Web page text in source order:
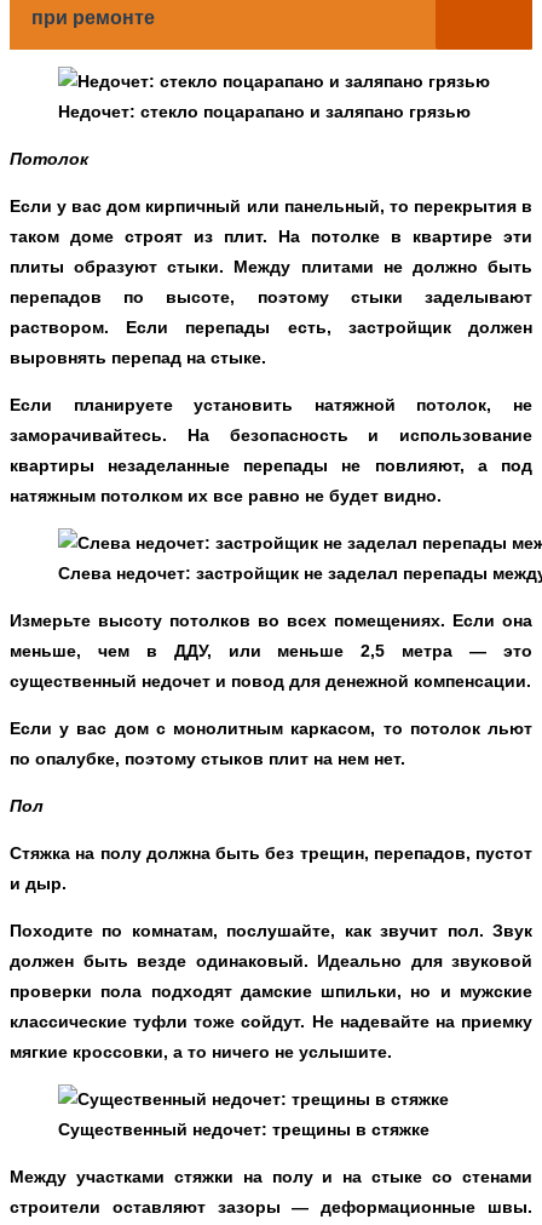
при ремонте
Недочет: стекло поцарапано и заляпано грязью
Потолок
Если у вас дом кирпичный или панельный, то перекрытия в
таком доме строят из плит. На потолке в квартире эти
плиты образуют стыки. Между плитами не должно быть
перепадов по высоте, поэтому стыки заделывают
раствором. Если перепады есть, застройщик должен
выровнять перепад на стыке.
Если планируете установить натяжной потолок, не
заморачивайтесь. На безопасность и использование
квартиры незаделанные перепады не повлияют, а под
натяжным потолком их все равно не будет видно.
Слева недочет: застройщик не заделал перепады
Измерьте высоту потолков во всех помещениях. Если она
меньше, чем в ДДУ, или меньше 2,5 метра — это
существенный недочет и повод для денежной компенсации.
Если у вас дом с монолитным каркасом, то потолок льют
по опалубке, поэтому стыков плит на нем нет.
Пол
Стяжка на полу должна быть без трещин, перепадов, пустот
и дыр.
Походите по комнатам, послушайте, как звучит пол. Звук
должен быть везде одинаковый. Идеально для звуковой
проверки пола подходят дамские шпильки, но и мужские
классические туфли тоже сойдут. Не надевайте на приемку
мягкие кроссовки, а то ничего не услышите.
Существенный недочет: трещины в стяжке
Между участками стяжки на полу и на стыке со стенами
строители оставляют зазоры — деформационные швы.